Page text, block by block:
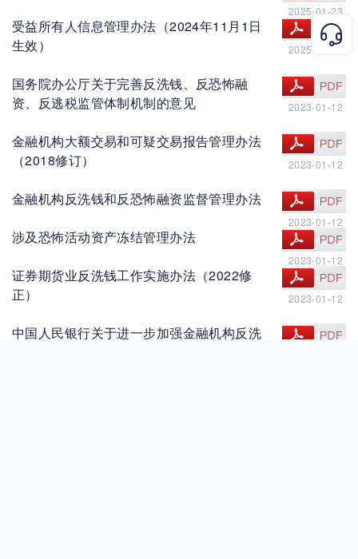
2025-01-23
受益所有人信息管理办法（2024年11月1日
生效）
查看文件
2025-01-23
国务院办公厅关于完善反洗钱、反恐怖融
资、反逃税监管体制机制的意见
查看文件
2023-01-12
金融机构大额交易和可疑交易报告管理办法
（2018修订）
查看文件
2023-01-12
金融机构反洗钱和反恐怖融资监督管理办法 查看文件
2023-01-12
涉及恐怖活动资产冻结管理办法 查看文件
2023-01-12
证券期货业反洗钱工作实施办法（2022修
正）
查看文件
2023-01-12
查看文件
中国人民银行关于进一步加强金融机构反洗
2023-01-12